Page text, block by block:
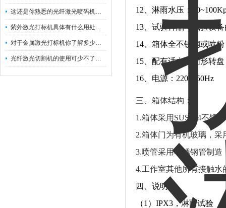
这还是你熟悉的光纤激光喷码机吗？
紫外激光打标机具体有什么用处呢？
对于金属激光打标机你了解多少呢？
光纤激光切割机的使用可少不了以下步骤
12、淋雨水压：
13、试验样品与试验设
14、箱体全不锈钢或喷
15、配有适中的圆形转
16、电源：220V 50Hz
三、箱体结构：
1.箱体采用SUS304不锈
2.箱体门为有机玻璃，
3.喷管采用不锈钢管制
4.工作室其他所有接触
四、说明
（1）IPX3，淋雨试验